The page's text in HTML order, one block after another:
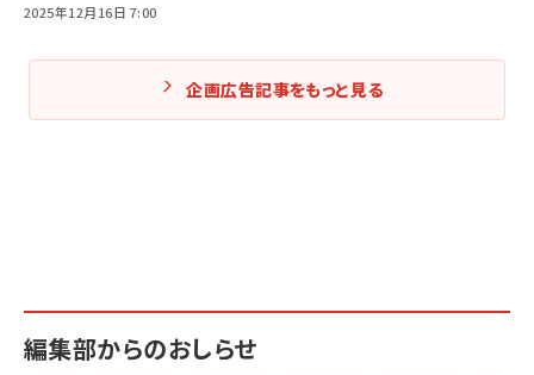
2025年12月16日 7:00
企画広告記事をもっと見る
編集部からのおしらせ